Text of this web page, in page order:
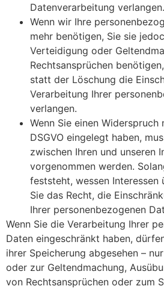
Datenverarbeitung verlangen.
Wenn wir Ihre
mehr benötigen, Sie sie
Verteidigung oder
Rechtsansprüchen
statt der Löschung die
Verarbeitung Ihrer
verlangen.
Wenn Sie einen Widerspruch
DSGVO eingelegt haben,
zwischen Ihren und unseren
vorgenommen werden.
feststeht, wessen Interessen
Sie das Recht, die
Ihrer personenbezogenen
Wenn Sie die Verarbeitung Ihrer
Daten eingeschränkt haben,
ihrer Speicherung abgesehen –
oder zur Geltendmachung,
von Rechtsansprüchen oder zum